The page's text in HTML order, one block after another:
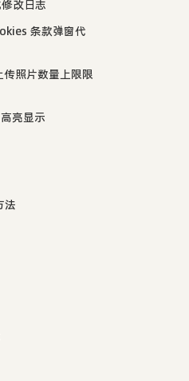
改日志
条款弹窗代
照片数量上限限
亮显示
法